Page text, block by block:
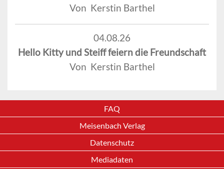
Von Kerstin Barthel
04.08.26
Hello Kitty und Steiff feiern die Freundschaft
Von Kerstin Barthel
FAQ
Meisenbach Verlag
Datenschutz
Mediadaten